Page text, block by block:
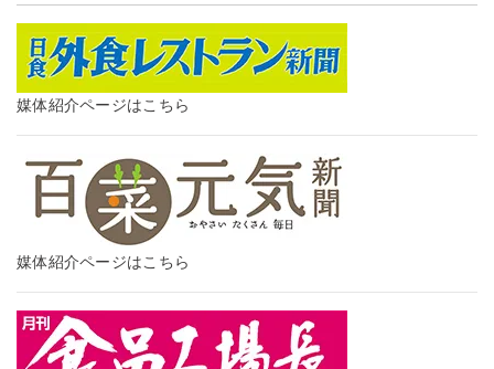
媒体紹介ページはこちら
媒体紹介ページはこちら